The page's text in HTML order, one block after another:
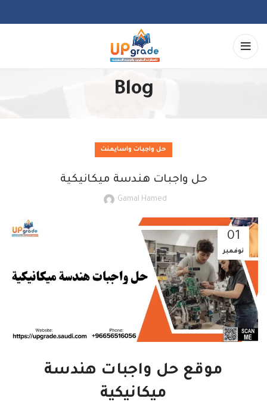
Blog
حل واجبات واسايمنت
حل واجبات هندسة ميكانيكية
Gamal Hamed
01
نوفمبر
موقع حل واجبات هندسة
ميكانيكية